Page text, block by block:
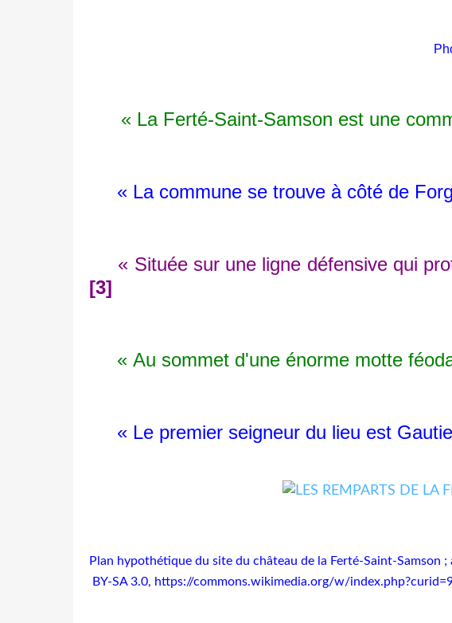
« La Ferté-Saint-Samson est une
« La commune se trouve à côté de
« Située sur une ligne défensive qui
[3]
« Au sommet d'une énorme motte
« Le premier seigneur du lieu est
Plan hypothétique du site du château de la Ferté-Saint-Samson
BY-SA 3.0, https://commons.wikimedia.org/w/